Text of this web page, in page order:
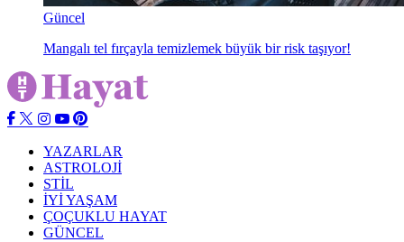
Güncel
Mangalı tel fırçayla temizlemek büyük bir risk taşıyor!
YAZARLAR
ASTROLOJİ
STİL
İYİ YAŞAM
ÇOÇUKLU HAYAT
GÜNCEL